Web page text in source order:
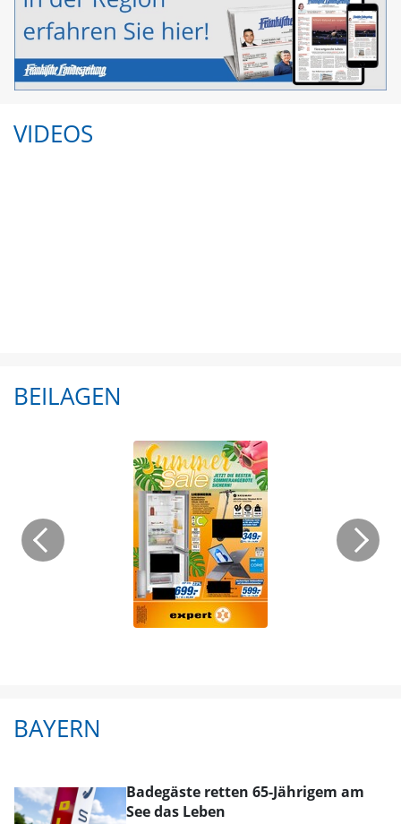
VIDEOS
BEILAGEN
BAYERN
Badegäste retten 65-Jährigem am
See das Leben